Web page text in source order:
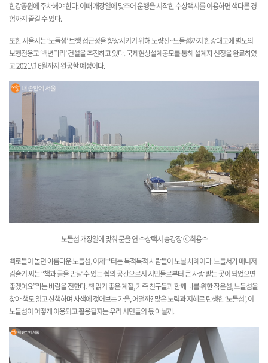
한강공원에 주차해야 한다. 이때 개장일에 맞추어 운행을 시작한 수상택시를 이용하면 색다른 경
험까지 즐길 수 있다.
또한 서울시는 ‘노들섬’ 보행 접근성을 향상시키기 위해 노량진~노들섬까지 한강대교에 별도의
보행전용교 ‘백년다리’ 건설을 추진하고 있다. 국제현상설계공모를 통해 설계자 선정을 완료하였
고 2021년 6월까지 완공할 예정이다.
노들섬 개장일에 맞춰 문을 연 수상택시 승강장 ⓒ최용수
백로들이 놀던 아름다운 노들섬, 이제부터는 북적북적 사람들이 노닐 차례이다. 노들서가 매니저
김슬기 씨는 “책과 글을 만날 수 있는 쉼의 공간으로서 시민들로부터 큰 사랑 받는 곳이 되었으면
좋겠어요”라는 바람을 전한다. 책 읽기 좋은 계절, 가족 친구들과 함께 나를 위한 작은섬, 노들섬을
찾아 책도 읽고 산책하며 사색에 젖어보는 가을, 어떨까? 많은 노력과 지혜로 탄생한 ‘노들섬’, 이
노들섬이 어떻게 이용되고 활용될지는 우리 시민들의 몫 아닐까.